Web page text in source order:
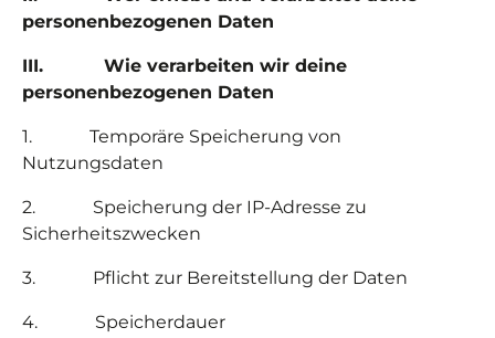
personenbezogenen Daten
III.
Wie verarbeiten wir deine
personenbezogenen Daten
1.
Temporäre Speicherung von
Nutzungsdaten
2.
Speicherung der IP-Adresse zu
Sicherheitszwecken
3. Pflicht zur Bereitstellung der Daten
4. Speicherdauer